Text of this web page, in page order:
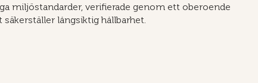
miljöstandarder, verifierade genom ett oberoende
långsiktig hållbarhet.